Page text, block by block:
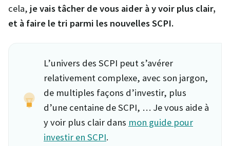
cela, je vais tâcher de vous aider à y voir plus clair,
et à faire le tri parmi les nouvelles SCPI.
L’univers des SCPI peut s’avérer
relativement complexe, avec son jargon,
de multiples façons d’investir, plus
d’une centaine de SCPI, … Je vous aide à
y voir plus clair dans mon guide pour
investir en SCPI.